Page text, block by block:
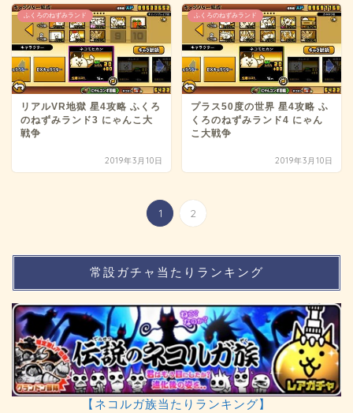
ふくろのねずみランド
リアルVR地獄 星4攻略 ふくろ
のねずみランド3 にゃんこ大
戦争
2019年3月10日
ふくろのねずみランド
プラス50度の世界 星4攻略 ふ
くろのねずみランド4 にゃん
こ大戦争
2019年3月10日
1 2
常設ガチャ当たりランキング
【ネコルガ族当たりランキング】